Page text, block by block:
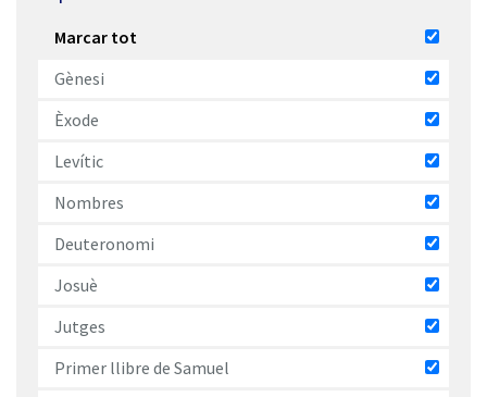
Marcar tot
Gènesi
Èxode
Levític
Nombres
Deuteronomi
Josuè
Jutges
Primer llibre de Samuel